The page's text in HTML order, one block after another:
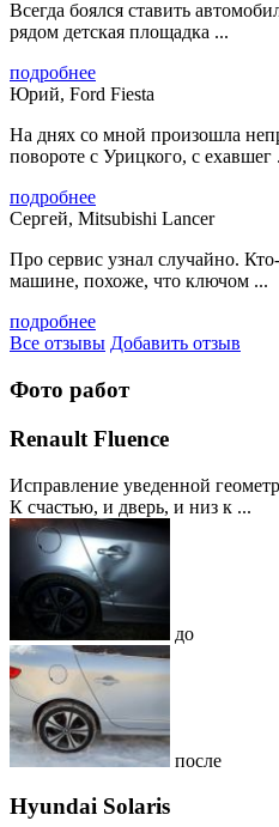
Всегда боялся ставить
рядом детская площадка ...
подробнее
Юрий, Ford Fiesta
На днях со мной произошла
повороте с Урицкого, с ехавшег
подробнее
Сергей, Mitsubishi Lancer
Про сервис узнал случайно.
машине, похоже, что ключом ...
подробнее
Все отзывы Добавить отзыв
Фото работ
Renault Fluence
Исправление уведенной
К счастью, и дверь, и низ к ...
до
после
Hyundai Solaris